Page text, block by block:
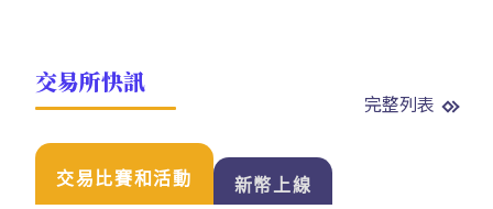
交易所快訊
完整列表
交易比賽和活動 新幣上線